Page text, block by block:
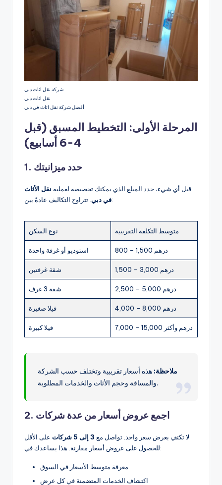
شركة نقل اثاث دبي
نقل اثاث دبي
أفضل شركة نقل اثاث في دبي
المرحلة الأولى: التخطيط المسبق (قبل
4-6 أسابيع)
1. حدد ميزانيتك
قبل أي شيء، حدد المبلغ الذي يمكنك تخصيصه لعملية نقل الأثاث
في دبي. تتراوح التكاليف عادةً بين:
نوع السكن متوسط التكلفة التقريبية
استوديو أو غرفة واحدة 800 – 1,500 درهم
شقة غرفتين 1,500 – 3,000 درهم
شقة 3 غرف 2,500 – 5,000 درهم
فيلا صغيرة 4,000 – 8,000 درهم
فيلا كبيرة 7,000 – 15,000 درهم وأكثر
ملاحظة: هذه أسعار تقريبية وتختلف حسب الشركة
والمسافة وحجم الأثاث والخدمات المطلوبة.
2. اجمع عروض أسعار من عدة شركات
لا تكتفِ بعرض سعر واحد. تواصل مع 3 إلى 5 شركات
على الأقل
للحصول على عروض أسعار مقارنة. هذا يساعدك في:
معرفة متوسط الأسعار في السوق
اكتشاف الخدمات المتضمنة في كل عرض